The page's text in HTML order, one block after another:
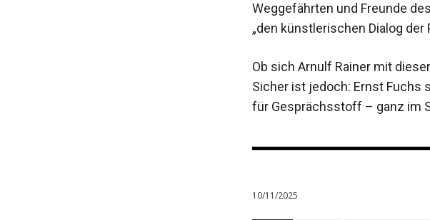
Weggefährten und Freunde
„den künstlerischen Dialog
Ob sich Arnulf Rainer mit
Sicher ist jedoch: Ernst Fuchs
für Gesprächsstoff – ganz im
10/11/2025